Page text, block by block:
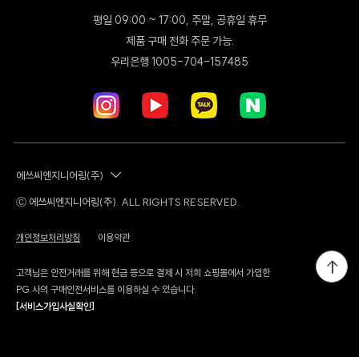
[스위치온 X 롯데백화점] 롯데백화점 본점(명동점) POP-UP
평일 09:00 ~ 17:00, 주말, 공휴일 휴무
제품 구매 전화 주문 가능.
우리은행 1005-704-157485
에쓰씨엔지니어링(주)
Ⓒ 에쓰씨엔지니어링(주). ALL RIGHTS RESERVED.
개인정보처리방침 이용약관
고객님은 안전거래를 위해 현금 등으로 결제 시 저희 쇼핑몰에서 가입한
PG 사의 구매안전서비스를 이용하실 수 있습니다.
[서비스가입사실확인]